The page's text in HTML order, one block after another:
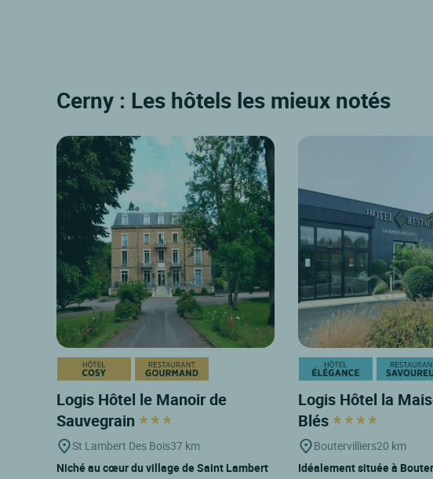
Cerny : Les hôtels les mieux notés
Logis Hôtel le Manoir de
Sauvegrain
St Lambert Des Bois37 km
Niché au cœur du village de Saint Lambert
Logis Hôtel la
Blés
Boutervilliers20 km
Idéalement située à